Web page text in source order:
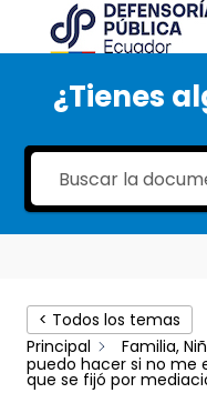
¿Tienes
< Todos los temas
Principal
Familia,
puedo hacer si no me
que se fijó por